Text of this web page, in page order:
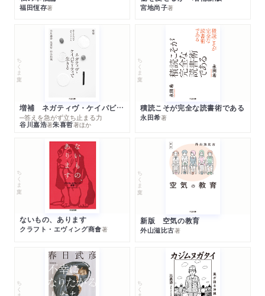
福田恆存著 宮地尚子著
ちくま文庫
増補 ネガティヴ・ケイパビリティで生きる
─答えを急がず立ち止まる力
谷川嘉浩著朱喜哲著ほか
ちくま文庫
積読こそが完全な読書術である
永田希著
ちくま文庫
ないもの、あります
クラフト・エヴィング商會著
ちくま文庫
新版 空気の教育
外山滋比古著
ちくま文庫 ちくま文庫